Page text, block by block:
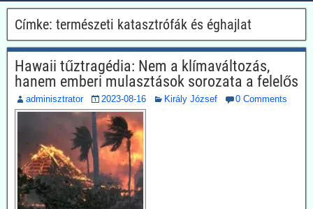
Címke: természeti katasztrófák és éghajlat
Hawaii tűztragédia: Nem a klímaváltozás,
hanem emberi mulasztások sorozata a felelős
adminisztrator 2023-08-16 Király József 0 Comments